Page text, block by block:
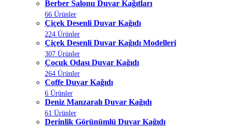
Berber Salonu Duvar Kağıtları
66 Ürünler
Çiçek Desenli Duvar Kağıdı
224 Ürünler
Çiçek Desenli Duvar Kağıdı Modelleri
307 Ürünler
Çocuk Odası Duvar Kağıdı
264 Ürünler
Coffe Duvar Kağıdı
6 Ürünler
Deniz Manzaralı Duvar Kağıdı
61 Ürünler
Derinlik Görünümlü Duvar Kağıdı